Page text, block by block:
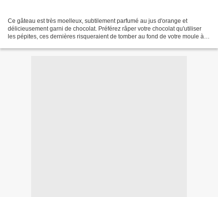
Ce gâteau est très moelleux, subtilement parfumé au jus d'orange et
délicieusement garni de chocolat. Préférez râper votre chocolat qu'utiliser
les pépites, ces dernières risqueraient de tomber au fond de votre moule à la